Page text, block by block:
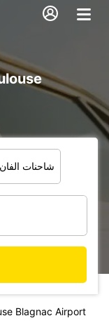
شاحنات
Blagnac Airport